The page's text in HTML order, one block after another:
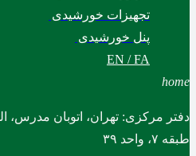
تجهیزات خورشیدی
پنل خورشیدی
EN / FA
home
طبقه ۷، واحد ۳۹